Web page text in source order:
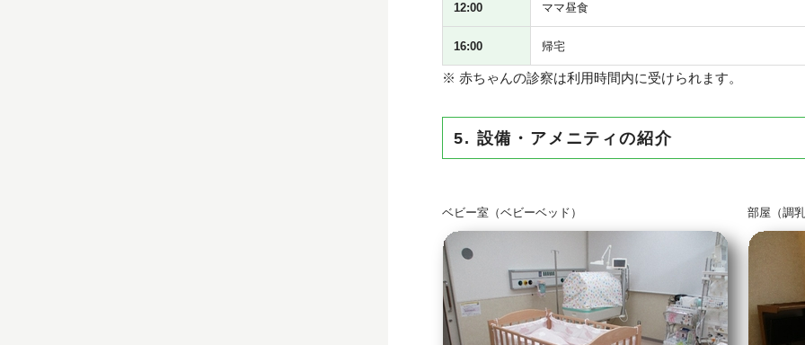
12:00 ママ昼食
16:00 帰宅
※ 赤ちゃんの診察は利用時間内に受けられます。
5. 設備・アメニティの紹介
ベビー室（ベビーベッド） 部屋（調